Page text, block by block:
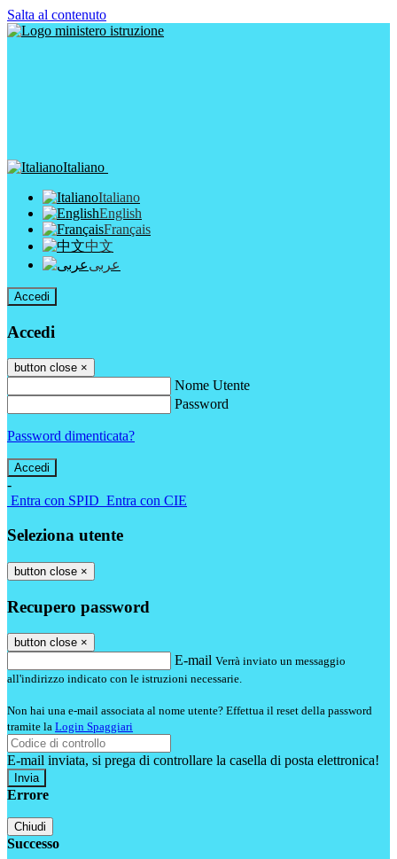
Salta al contenuto
Italiano
Italiano
English
Français
中文
عربى
Accedi
Accedi
button close ×
Nome Utente
Password
Password dimenticata?
-
Entra con SPID Entra con CIE
Seleziona utente
button close ×
Recupero password
button close ×
E-mail Verrà inviato un messaggio
all'indirizzo indicato con le istruzioni necessarie.
Non hai una e-mail associata al nome utente? Effettua il reset della password
tramite la Login Spaggiari
E-mail inviata, si prega di controllare la casella di posta elettronica!
Errore
Chiudi
Successo